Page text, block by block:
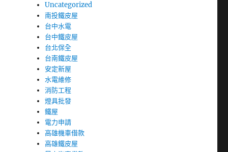
Uncategorized
南投鐵皮屋
台中水電
台中鐵皮屋
台北保全
台南鐵皮屋
安定新屋
水電維修
消防工程
燈具批發
鐵屋
電力申請
高雄機車借款
高雄鐵皮屋